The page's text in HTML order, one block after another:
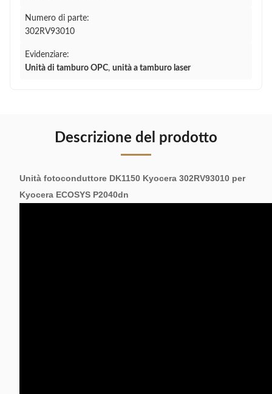
Numero di parte:
302RV93010
Evidenziare:
Unità di tamburo OPC, unità a tamburo laser
Descrizione del prodotto
Unità fotoconduttore DK1150 Kyocera 302RV93010 per
Kyocera ECOSYS P2040dn